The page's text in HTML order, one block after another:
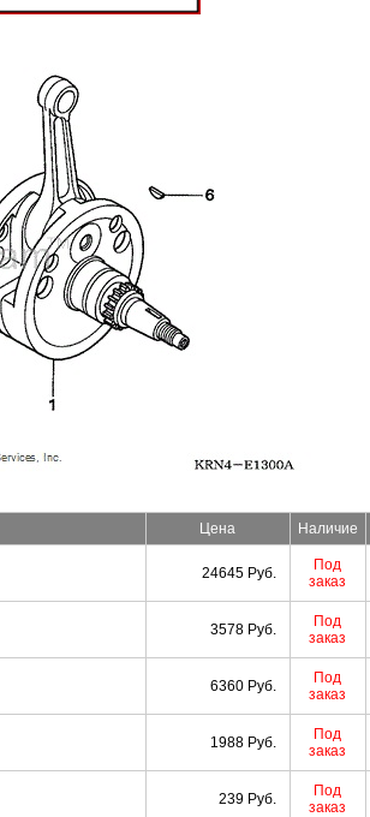
Цена Наличие
24645 Руб.
Под
заказ
3578 Руб.
Под
заказ
6360 Руб.
Под
заказ
1988 Руб.
Под
заказ
239 Руб.
Под
заказ